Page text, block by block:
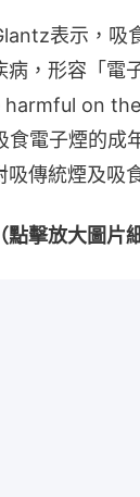
表示，吸
病，形容「電
on
食電子煙的成
傳統煙及吸
擊放大圖片